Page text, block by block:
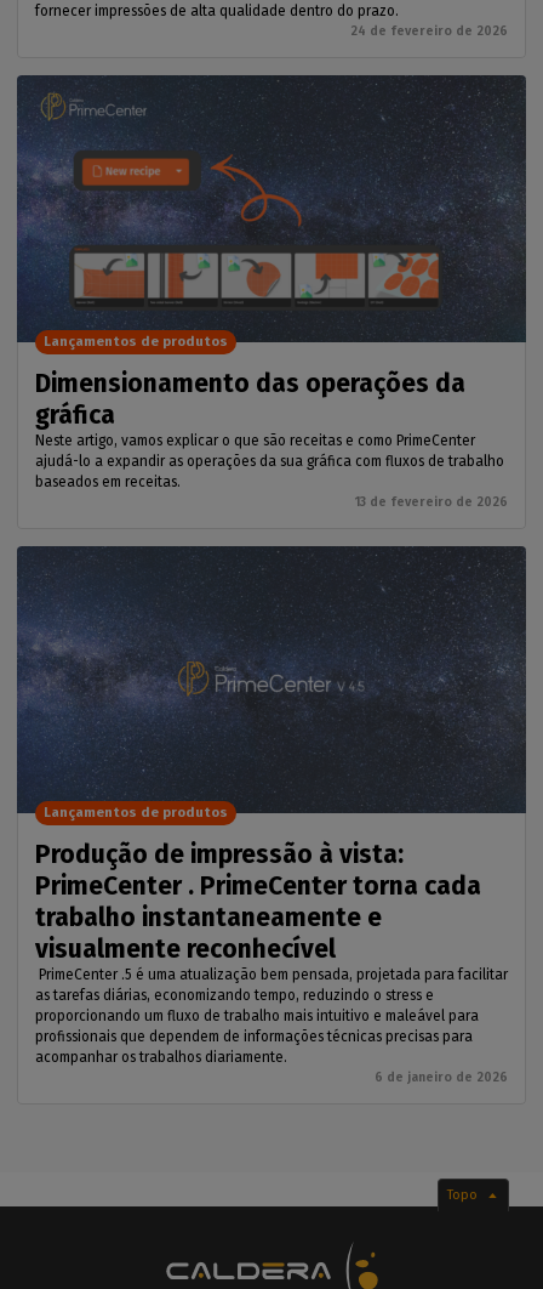
fornecer impressões de alta qualidade dentro do prazo.
24 de fevereiro de 2026
Dimensionamento das operações da
gráfica
Neste artigo, vamos explicar o que são receitas e como PrimeCenter
ajudá-lo a expandir as operações da sua gráfica com fluxos de trabalho
baseados em receitas.
13 de fevereiro de 2026
Lançamentos de produtos
Produção de impressão à vista:
PrimeCenter . PrimeCenter torna cada
trabalho instantaneamente e
visualmente reconhecível
PrimeCenter .5 é uma atualização bem pensada, projetada para facilitar
as tarefas diárias, economizando tempo, reduzindo o stress e
proporcionando um fluxo de trabalho mais intuitivo e maleável para
profissionais que dependem de informações técnicas precisas para
acompanhar os trabalhos diariamente.
6 de janeiro de 2026
Lançamentos de produtos
Topo